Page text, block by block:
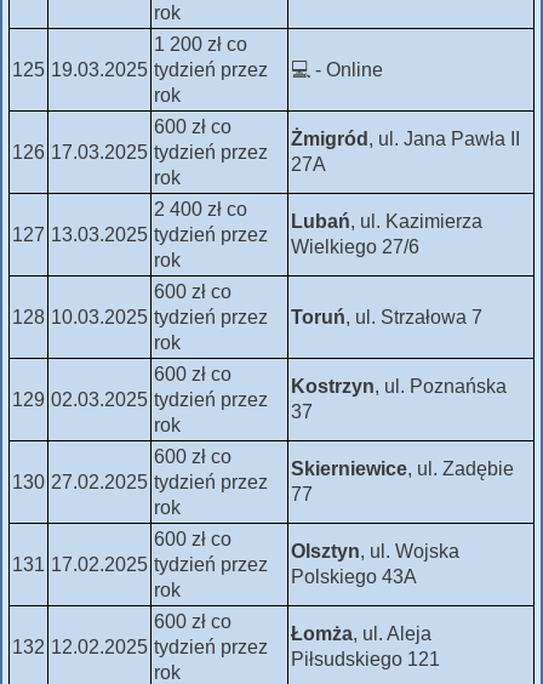
rok
125 19.03.2025
1 200 zł co
tydzień przez
rok
💻 - Online
126 17.03.2025
600 zł co
tydzień przez
rok
Żmigród , ul. Jana Pawła II
27A
127 13.03.2025
2 400 zł co
tydzień przez
rok
Lubań, ul. Kazimierza
Wielkiego 27/6
128 10.03.2025
600 zł co
tydzień przez
rok
Toruń, ul. Strzałowa 7
129 02.03.2025
600 zł co
tydzień przez
rok
Kostrzyn, ul. Poznańska
37
130 27.02.2025
600 zł co
tydzień przez
rok
Skierniewice, ul. Zadębie
77
131 17.02.2025
600 zł co
tydzień przez
rok
Olsztyn, ul. Wojska
Polskiego 43A
132 12.02.2025
600 zł co
tydzień przez
rok
Łomża, ul. Aleja
Piłsudskiego 121